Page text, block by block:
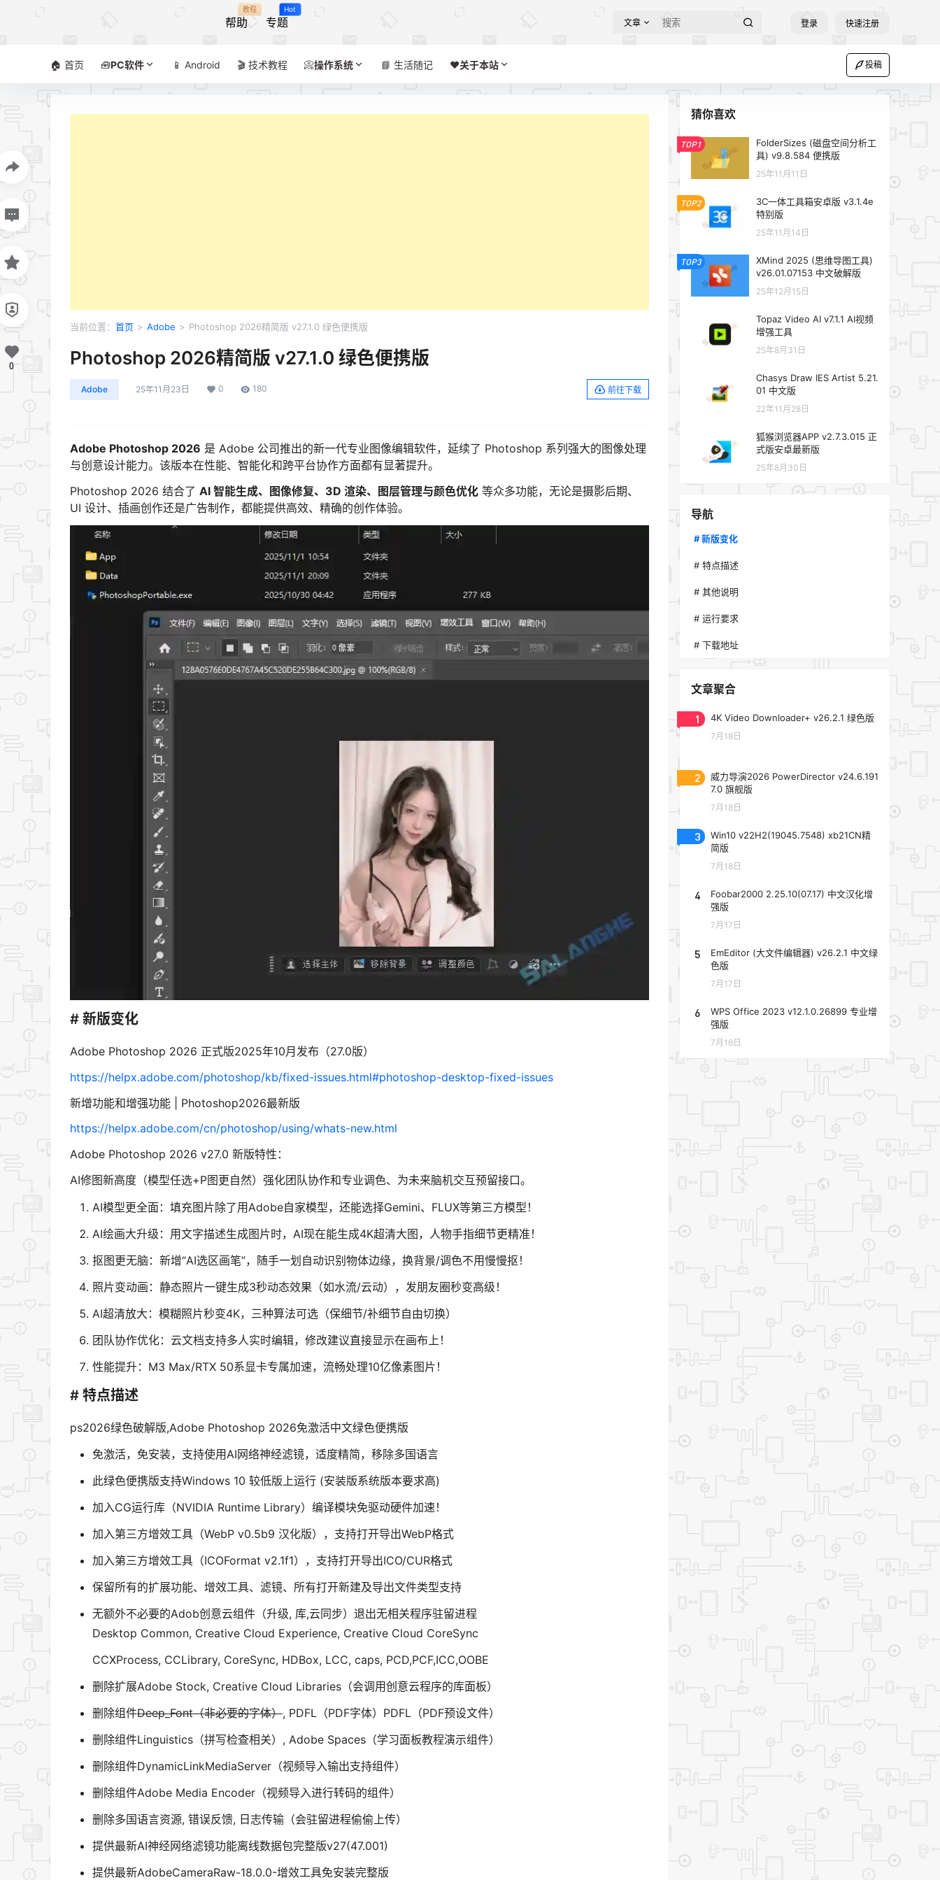
帮助
教程
专题
Hot
文章 登录 快速注册
🏠 首页 🧰PC软件 📱 Android 🎬 技术教程 📀操作系统 📘 生活随记 ❤️‍关于本站 投稿
当前位置： 首页 > Adobe > Photoshop 2026精简版 v27.1.0 绿色便携版
Photoshop 2026精简版 v27.1.0 绿色便携版
Adobe 25年11月23日 0 180 前往下载
Adobe Photoshop 2026 是 Adobe 公司推出的新一代专业图像编辑软件，延续了 Photoshop 系列强大的图像处理
与创意设计能力。该版本在性能、智能化和跨平台协作方面都有显著提升。
Photoshop 2026 结合了 AI 智能生成、图像修复、3D 渲染、图层管理与颜色优化 等众多功能，无论是摄影后期、
UI 设计、插画创作还是广告制作，都能提供高效、精确的创作体验。
# 新版变化
Adobe Photoshop 2026 正式版2025年10月发布（27.0版）
https://helpx.adobe.com/photoshop/kb/fixed-issues.html#photoshop-desktop-fixed-issues
新增功能和增强功能 | Photoshop2026最新版
https://helpx.adobe.com/cn/photoshop/using/whats-new.html
Adobe Photoshop 2026 v27.0 新版特性：
AI修图新高度​​（模型任选+P图更自然）强化​​团队协作和专业调色​​、为未来脑机交互预留接口。
AI模型更全面：填充图片除了用Adobe自家模型，还能选择Gemini、FLUX等第三方模型！
AI绘画大升级：用文字描述生成图片时，AI现在能生成4K超清大图，人物手指细节更精准！
抠图更无脑：新增“AI选区画笔”，随手一划自动识别物体边缘，换背景/调色不用慢慢抠！
照片变动画：静态照片一键生成3秒动态效果（如水流/云动），发朋友圈秒变高级！
AI超清放大​​：模糊照片秒变4K，三种算法可选（保细节/补细节自由切换）
团队协作优化：云文档支持多人实时编辑，修改建议直接显示在画布上！
性能提升：M3 Max/RTX 50系显卡专属加速，流畅处理10亿像素图片！
# 特点描述
ps2026绿色破解版,Adobe Photoshop 2026免激活中文绿色便携版
免激活，免安装，支持使用AI网络神经滤镜，适度精简，移除多国语言
此绿色便携版支持Windows 10 较低版上运行 (安装版系统版本要求高)
加入CG运行库（NVIDIA Runtime Library）编译模块免驱动硬件加速！
加入第三方增效工具（WebP v0.5b9 汉化版），支持打开导出WebP格式
加入第三方增效工具（ICOFormat v2.1f1），支持打开导出ICO/CUR格式
保留所有的扩展功能、增效工具、滤镜、所有打开新建及导出文件类型支持
无额外不必要的Adob创意云组件（升级, 库,云同步）退出无相关程序驻留进程
Desktop Common, Creative Cloud Experience, Creative Cloud CoreSync
CCXProcess, CCLibrary, CoreSync, HDBox, LCC, caps, PCD,PCF,ICC,OOBE
删除扩展Adobe Stock, Creative Cloud Libraries（会调用创意云程序的库面板）
删除组件Deep_Font（非必要的字体）, PDFL（PDF字体）PDFL（PDF预设文件）
删除组件Linguistics（拼写检查相关）, Adobe Spaces（学习面板教程演示组件）
删除组件DynamicLinkMediaServer（视频导入输出支持组件）
删除组件Adobe Media Encoder（视频导入进行转码的组件）
删除多国语言资源, 错误反馈, 日志传输（会驻留进程偷偷上传）
提供最新AI神经网络滤镜功能离线数据包完整版v27(47.001)
提供最新AdobeCameraRaw-18.0.0-增效工具免安装完整版
0
猜你喜欢
TOP1
FolderSizes (磁盘空间分析工
具) v9.8.584 便携版
25年11月11日
TOP2
3C一体工具箱安卓版 v3.1.4e
特别版
25年11月14日
TOP3
XMind 2025 (思维导图工具)
v26.01.07153 中文破解版
25年12月15日
Topaz Video AI v7.1.1 AI视频
增强工具
25年8月31日
Chasys Draw IES Artist 5.21.
01 中文版
22年11月28日
狐猴浏览器APP v2.7.3.015 正
式版安卓最新版
25年8月30日
导航
# 新版变化
# 特点描述
# 其他说明
# 运行要求
# 下载地址
文章聚合
1 4K Video Downloader+ v26.2.1 绿色版
7月18日
2
威力导演2026 PowerDirector v24.6.191
7.0 旗舰版
7月18日
3
Win10 v22H2(19045.7548) xb21CN精
简版
7月18日
4
Foobar2000 2.25.10(07.17) 中文汉化增
强版
7月17日
5
EmEditor (大文件编辑器) v26.2.1 中文绿
色版
7月17日
6
WPS Office 2023 v12.1.0.26899 专业增
强版
7月16日